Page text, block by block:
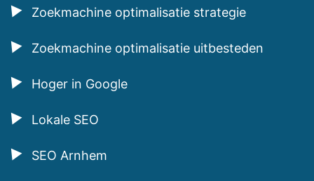
Zoekmachine optimalisatie strategie
Zoekmachine optimalisatie uitbesteden
Hoger in Google
Lokale SEO
SEO Arnhem